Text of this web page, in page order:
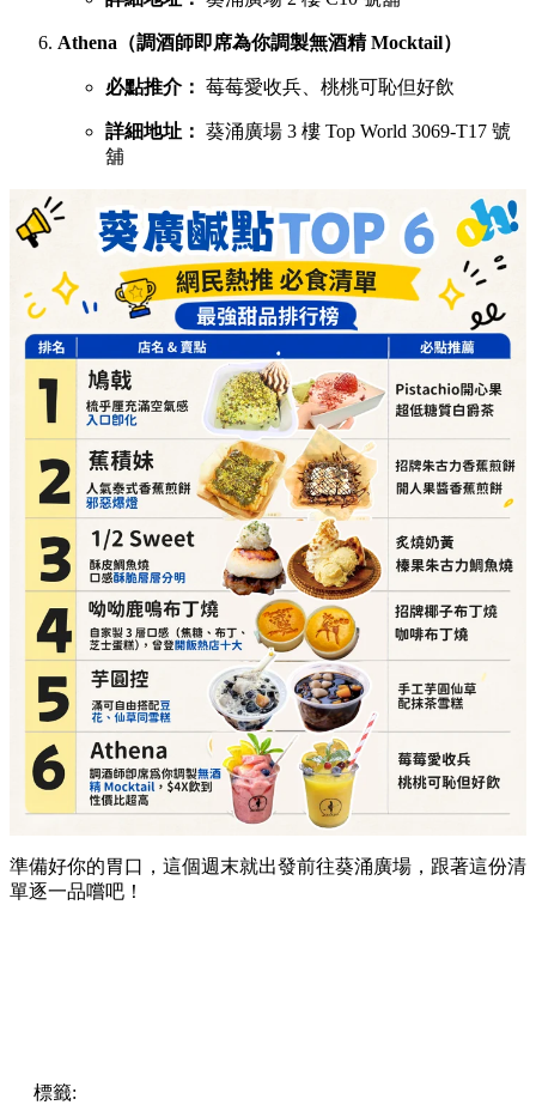
Athena（調酒師即席為你調製無酒精 Mocktail）
必點推介： 莓莓愛收兵、桃桃可恥但好飲
詳細地址： 葵涌廣場 3 樓 Top World 3069-T17 號
舖
準備好你的胃口，這個週末就出發前往葵涌廣場，跟著這份清
單逐一品嚐吧！
標籤: